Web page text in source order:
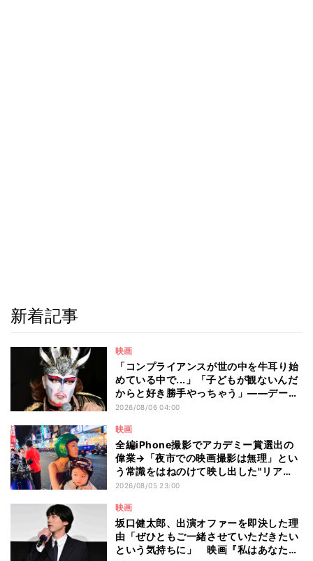
新着記事
映画
「コンプライアンスが世の中を牛耳り始
めている中で...」「子どもが観ないんだ
からと好き勝手やっちゃう」――デーモ
ン閣下が語る映画『レディ・オア・ノッ
2026/08/06 04:00
映画
全編iPhone撮影でアカデミー賞選出の
偉業→「夜市での映画撮影は無理」とい
う常識をはねのけて映し出した"リア
ル"とは――ツォウ監督が語る映画『左
2026/08/05 23:00
映画
坂口健太郎、出演オファーを即決した理
由「ぜひともご一緒させていただきたい
という気持ちに」 映画『私はあなたを